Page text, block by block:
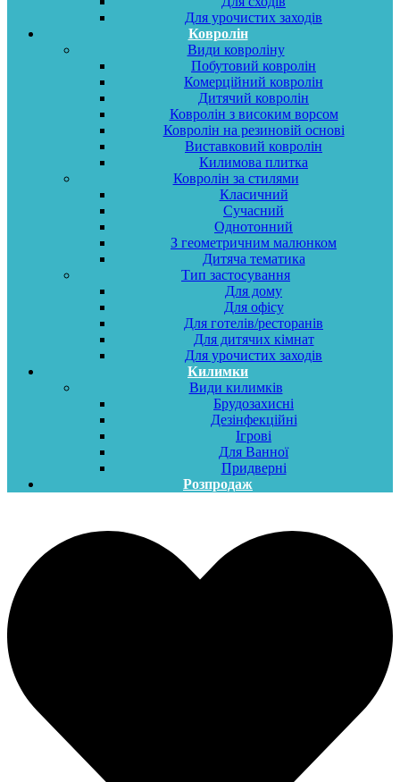
Для урочистих заходів
Ковролін
Види ковроліну
Побутовий ковролін
Комерційний ковролін
Дитячий ковролін
Ковролін з високим ворсом
Ковролін на резиновій основі
Виставковий ковролін
Килимова плитка
Ковролін за стилями
Класичний
Сучасний
Однотонний
З геометричним малюнком
Дитяча тематика
Тип застосування
Для дому
Для офісу
Для готелів/ресторанів
Для дитячих кімнат
Для урочистих заходів
Килимки
Види килимків
Брудозахисні
Дезінфекційні
Ігрові
Для Ванної
Придверні
Розпродаж